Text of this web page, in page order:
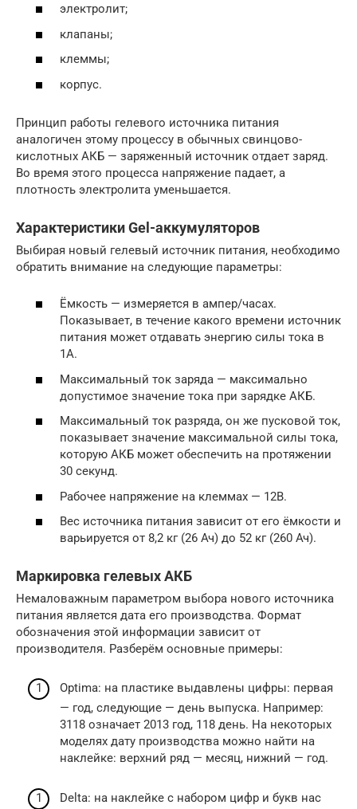
электролит;
клапаны;
клеммы;
корпус.
Принцип работы гелевого источника питания
аналогичен этому процессу в обычных свинцово-
кислотных АКБ — заряженный источник отдает заряд.
Во время этого процесса напряжение падает, а
плотность электролита уменьшается.
Характеристики Gel-аккумуляторов
Выбирая новый гелевый источник питания, необходимо
обратить внимание на следующие параметры:
Ёмкость — измеряется в ампер/часах.
Показывает, в течение какого времени источник
питания может отдавать энергию силы тока в
1А.
Максимальный ток заряда — максимально
допустимое значение тока при зарядке АКБ.
Максимальный ток разряда, он же пусковой ток,
показывает значение максимальной силы тока,
которую АКБ может обеспечить на протяжении
30 секунд.
Рабочее напряжение на клеммах — 12В.
Вес источника питания зависит от его ёмкости и
варьируется от 8,2 кг (26 Ач) до 52 кг (260 Ач).
Маркировка гелевых АКБ
Немаловажным параметром выбора нового источника
питания является дата его производства. Формат
обозначения этой информации зависит от
производителя. Разберём основные примеры:
Optima: на пластике выдавлены цифры: первая
— год, следующие — день выпуска. Например:
3118 означает 2013 год, 118 день. На некоторых
моделях дату производства можно найти на
наклейке: верхний ряд — месяц, нижний — год.
Delta: на наклейке с набором цифр и букв нас